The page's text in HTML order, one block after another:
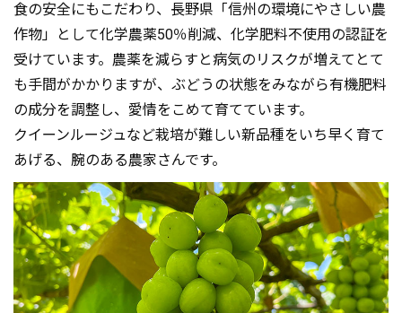
食の安全にもこだわり、長野県「信州の環境にやさしい農
作物」として化学農薬50％削減、化学肥料不使用の認証を
受けています。農薬を減らすと病気のリスクが増えてとて
も手間がかかりますが、ぶどうの状態をみながら有機肥料
の成分を調整し、愛情をこめて育てています。
クイーンルージュなど栽培が難しい新品種をいち早く育て
あげる、腕のある農家さんです。